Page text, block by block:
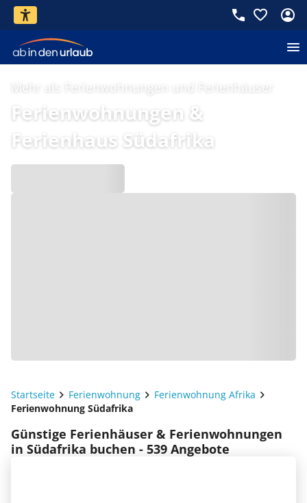
Mehr als Ferienwohnungen und Ferienhäuser
Ferienwohnungen &
Ferienhaus Südafrika
Startseite Ferienwohnung
Ferienwohnung Afrika
Ferienwohnung Südafrika
Günstige Ferienhäuser & Ferienwohnungen
in Südafrika buchen - 539 Angebote